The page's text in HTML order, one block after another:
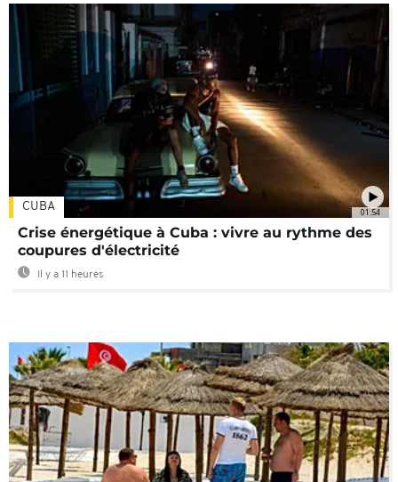
01:54
CUBA
Crise énergétique à Cuba : vivre au rythme des
coupures d'électricité
Il y a 11 heures